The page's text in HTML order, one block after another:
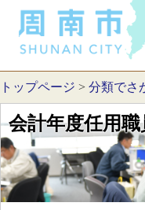
トップページ > 分類でさ
会計年度任用